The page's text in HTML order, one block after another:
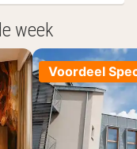
week
Voordeel